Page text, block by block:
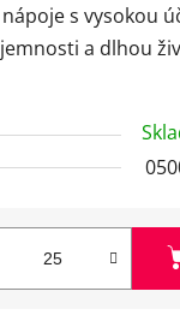
s vysokou
a dlhou